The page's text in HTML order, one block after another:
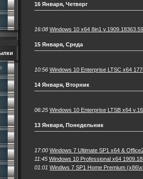
16 Января, Четверг
16:08 Windows 10 x64 8in1
15 Января, Среда
10:56 Windows 10 Enterprise LTSC x64
14 Января, Вторник
06:25 Windows 10 Enterprise LTSB x64
13 Января, Понедельник
17:00 Windows 7 Ultimate SP1 x64 &
11:45 Windows 10 Professional x64
01:01 Windiws 7 SP1 Home Premium